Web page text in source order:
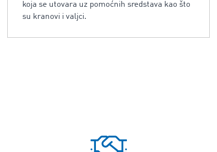
koja se utovara uz pomoćnih sredstava kao što
su kranovi i valjci.